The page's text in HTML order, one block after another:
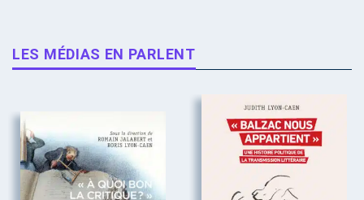
LES MÉDIAS EN PARLENT